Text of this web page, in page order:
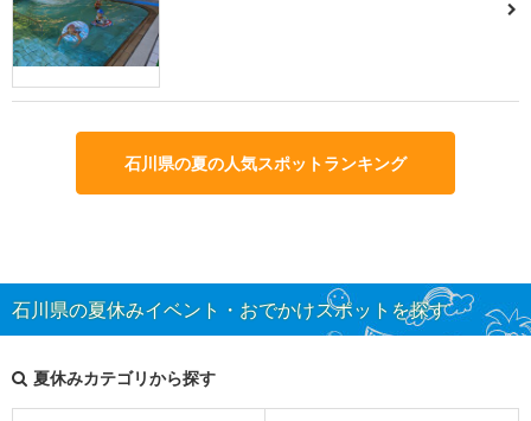
石川県の夏の人気スポットランキング
石川県の夏休みイベント・おでかけスポットを探す
夏休みカテゴリから探す